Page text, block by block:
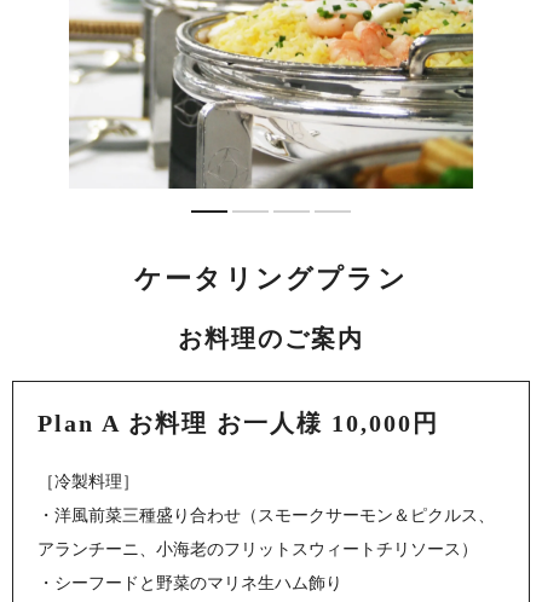
ケータリングプラン
お料理のご案内
Plan A お料理 お一人様 10,000円
［冷製料理］
・洋風前菜三種盛り合わせ（スモークサーモン＆ピクルス、
アランチーニ、小海老のフリットスウィートチリソース）
・シーフードと野菜のマリネ生ハム飾り